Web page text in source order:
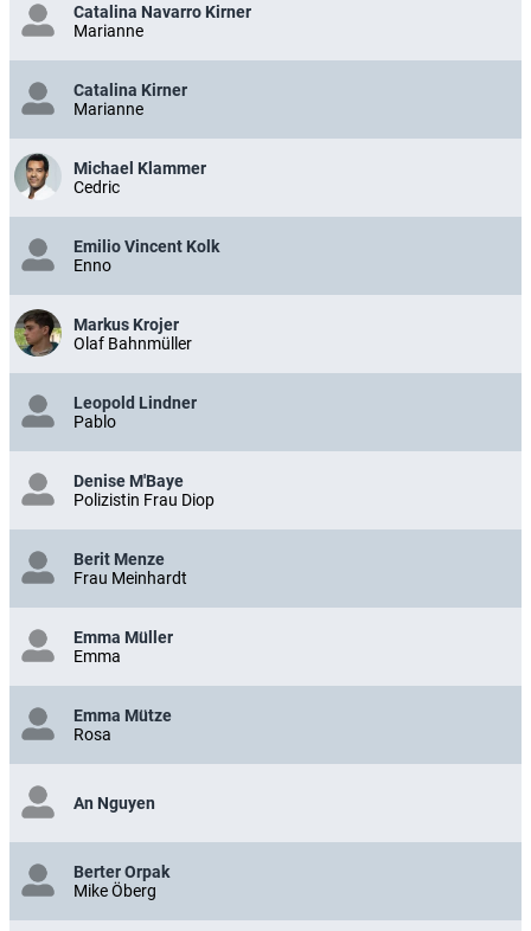
Catalina Navarro Kirner
Marianne
Catalina Kirner
Marianne
Michael Klammer
Cedric
Emilio Vincent Kolk
Enno
Markus Krojer
Olaf Bahnmüller
Leopold Lindner
Pablo
Denise M'Baye
Polizistin Frau Diop
Berit Menze
Frau Meinhardt
Emma Müller
Emma
Emma Mütze
Rosa
An Nguyen
Berter Orpak
Mike Öberg